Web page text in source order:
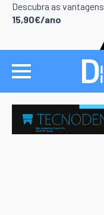
Descubra as
15,90€/ano